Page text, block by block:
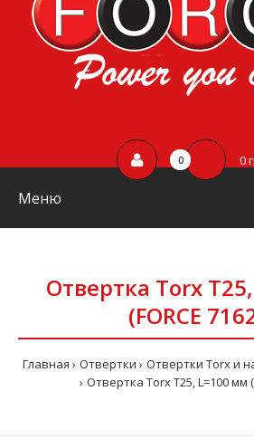
0 0
Меню
Отвертка Torx
(FORCE
Главная Отвертки Отвертки Torx и
Отвертка Torx Т25, L=100 мм